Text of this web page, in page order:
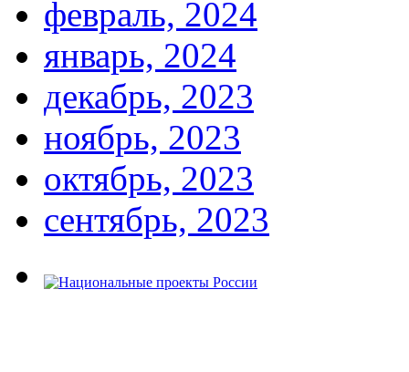
февраль, 2024
январь, 2024
декабрь, 2023
ноябрь, 2023
октябрь, 2023
сентябрь, 2023